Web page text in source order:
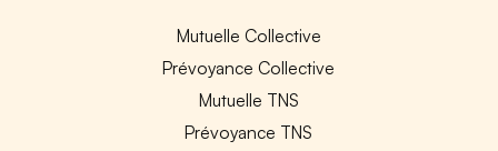
Mutuelle Collective
Prévoyance Collective
Mutuelle TNS
Prévoyance TNS